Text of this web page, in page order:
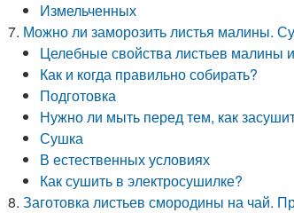
Измельченных
Можно ли заморозить листья малины.
Целебные свойства листьев малины
Как и когда правильно собирать?
Подготовка
Нужно ли мыть перед тем, как
Сушка
В естественных условиях
Как сушить в электросушилке?
Заготовка листьев смородины на чай.